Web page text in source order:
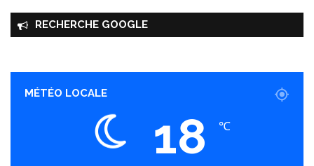
RECHERCHE GOOGLE
MÉTÉO LOCALE
18 ℃